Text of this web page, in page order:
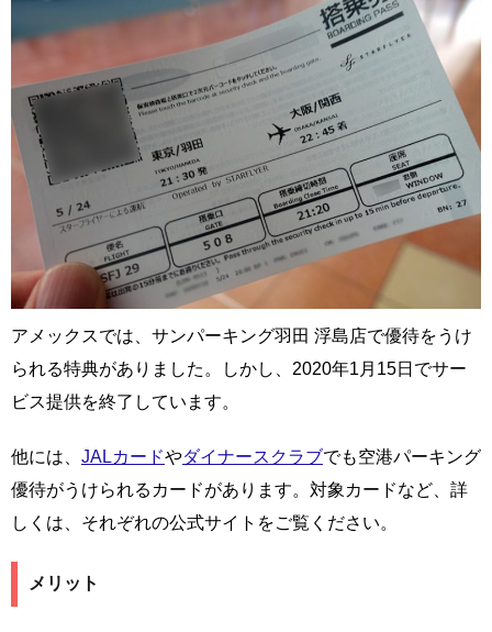
アメックスでは、サンパーキング羽田 浮島店で優待をうけ
られる特典がありました。しかし、2020年1月15日でサー
ビス提供を終了しています。
他には、 JALカードやダイナースクラブでも空港パーキング
優待がうけられるカードがあります。対象カードなど、詳
しくは、それぞれの公式サイトをご覧ください。
メリット